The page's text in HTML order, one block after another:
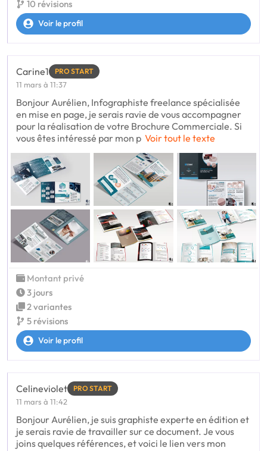
10 révisions
Voir le profil
Carine1 PRO START
11 mars à 11:37
Bonjour Aurélien, Infographiste freelance spécialisée
en mise en page, je serais ravie de vous accompagner
pour la réalisation de votre Brochure Commerciale. Si
vous êtes intéressé par mon p Voir tout le texte
Montant privé
3 jours
2 variantes
5 révisions
Voir le profil
Celineviolet PRO START
11 mars à 11:42
Bonjour Aurélien, je suis graphiste experte en édition et
je serais ravie de travailler sur ce document. Je vous
joins quelques références, et voici le lien vers mon